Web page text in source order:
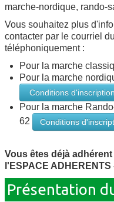
marche-nordique, rando-
Vous souhaitez plus
contacter par le courriel
téléphoniquement :
Pour la marche
Pour la marche
Conditions
Pour la marche
62
Conditions
Vous êtes déjà
l'ESPACE
Présentation